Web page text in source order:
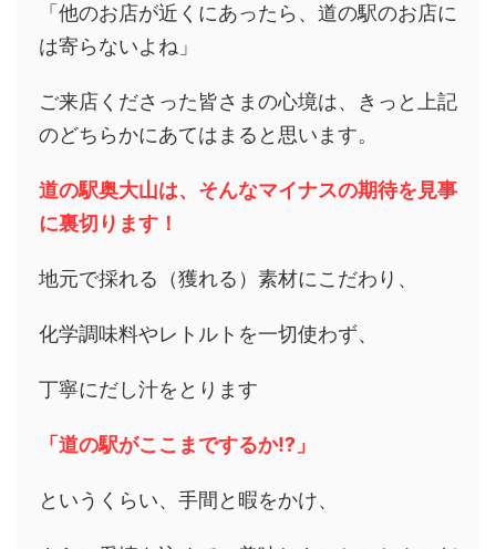
「他のお店が近くにあったら、道の駅のお店に
は寄らないよね」
ご来店くださった皆さまの心境は、きっと上記
のどちらかにあてはまると思います。
道の駅奥大山は、そんなマイナスの期待を見事
に裏切ります！
地元で採れる（獲れる）素材にこだわり、
化学調味料やレトルトを一切使わず、
丁寧にだし汁をとります
「道の駅がここまでするか⁉」
というくらい、手間と暇をかけ、